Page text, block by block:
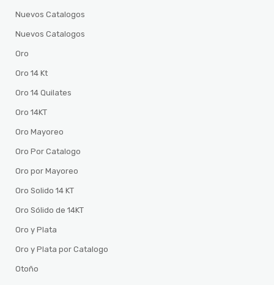
Nuevos Catalogos
Nuevos Catalogos
Oro
Oro 14 Kt
Oro 14 Quilates
Oro 14KT
Oro Mayoreo
Oro Por Catalogo
Oro por Mayoreo
Oro Solido 14 KT
Oro Sólido de 14KT
Oro y Plata
Oro y Plata por Catalogo
Otoño